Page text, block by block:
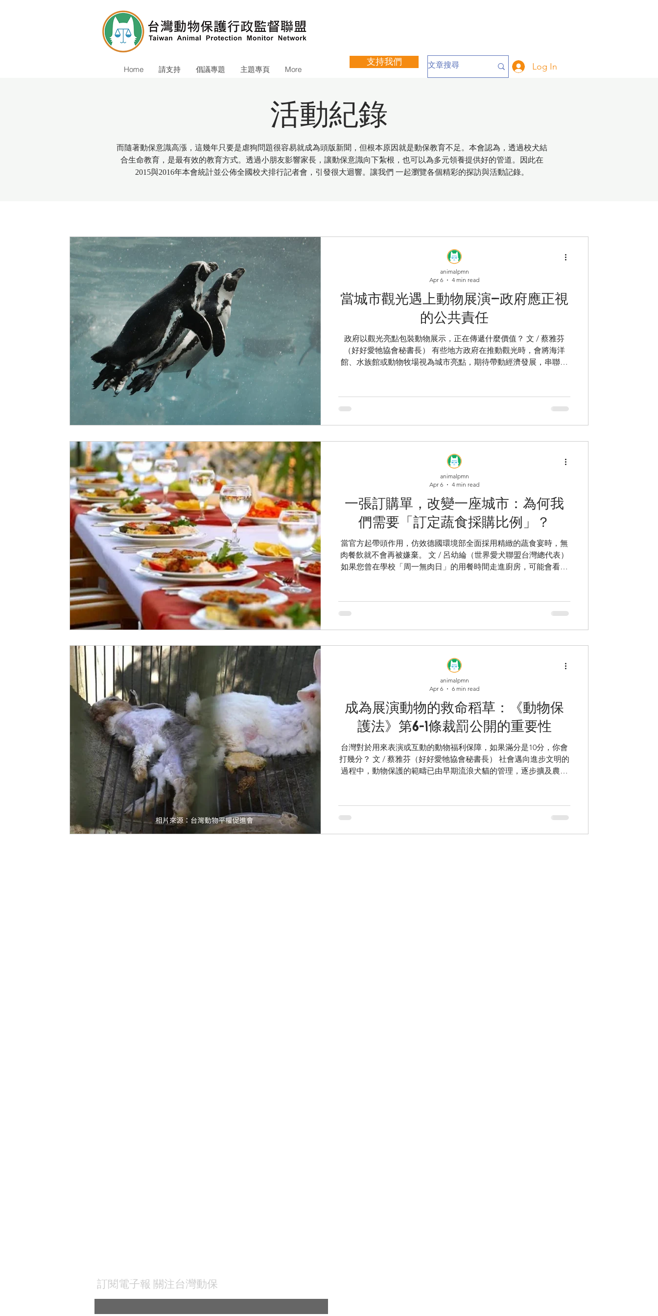
Home 請支持 倡議專題 主題專頁 More
支持我們 Log In
活動紀錄
而隨著動保意識高漲，這幾年只要是虐狗問題很容易就成為頭版新聞，但根本原因就是動保教育不足。本會認為，透過校犬結
合生命教育，是最有效的教育方式。透過小朋友影響家長，讓動保意識向下紮根，也可以為多元領養提供好的管道。因此在
2015與2016年本會統計並公佈全國校犬排行記者會，引發很大迴響。讓我們 一起瀏覽各個精彩的探訪與活動記錄。
當城市觀光遇上動物展演—政府應正視
的公共責任
政府以觀光亮點包裝動物展示，正在傳遞什麼價值？ 文 / 蔡雅芬
（好好愛牠協會秘書長） 有些地方政府在推動觀光時，會將海洋
館、水族館或動物牧場視為城市亮點，期待帶動經濟發展，串聯周
光的指標建設，今年主打企鵝明星「成家實境秀」，凸顯其在地方
觀光發展中的重要地位。在國外，也有不少國家將動物展演作為觀
旅遊活動等。 藉由觀光資源固然能推動產業發展、活絡經濟和創造
就業機會，但這些觀光的背後，政府選擇用什麼價值來包裝？ 當動
物展示作為觀光特色，甚至以「生命教育」、「療癒身心」、「近
距離互動」吸引大眾時，政府就不只是單純提供資訊，而是透過公
部門資源與官方背書，形塑社會對動物娛樂的價值判斷，透過政策
或宣傳，鼓勵商業性質的動物展演，認同動物以非自然行為換取觀
光人流的商業模式。 政府宣傳讓動物娛樂被正當化，下一代學到的
是什麼？..
animalpmn
Apr 6
4 min read
一張訂購單，改變一座城市：為何我
們需要「訂定蔬食採購比例」？
當官方起帶頭作用，仿效德國環境部全面採用精緻的蔬食宴時，無
肉餐飲就不會再被嫌棄。 文 / 呂幼綸（世界愛犬聯盟台灣總代表）
如果您曾在學校「周一無肉日」的用餐時間走進廚房，可能會看到
的豆乾與單調的菜色，卻讓這份愛心變得難以下嚥 。這就是台灣推
動蔬食多年的瓶頸——空有宣導，卻缺乏「制度」支撐出的美味與
能用「訂單力量」，啟動一場餐桌上的溫柔革命 。 當政府帶頭，蔬
食就不再是「次等餐點」 遙想一下德國環境部的宴會場景，自 2017
年起，其正式宴會就不再出現肉塊葷食，而是用精緻、富有創意的
全素料理招待各界貴賓 。他們明白一個道理：如果政府嘴上說著淨
行一致」的力量，能撕除蔬食只是「宗教專屬」或「沒肉可吃的替
代品」標籤 。當官方宴會都以高品質蔬食為榮時，影
animalpmn
Apr 6
4 min read
成為展演動物的救命稻草：《動物保
護法》第6-1條裁罰公開的重要性
台灣對於用來表演或互動的動物福利保障，如果滿分是10分，你會
打幾分？ 文 / 蔡雅芬（好好愛牠協會秘書長） 社會邁向進步文明的
過程中，動物保護的範疇已由早期流浪犬貓的管理，逐步擴及農場
獴或浣熊，和牠們拍照，或觀看海豚頂球、海獅拍手等近距離與牠
們互動。 但是，這些看似歡樂的表演或互動體驗，背後很可能 透過
animalpmn
Apr 6
6 min read
​訂閱電子報 關注台灣動保
Subscribe to our newsletter
請留下您的Email